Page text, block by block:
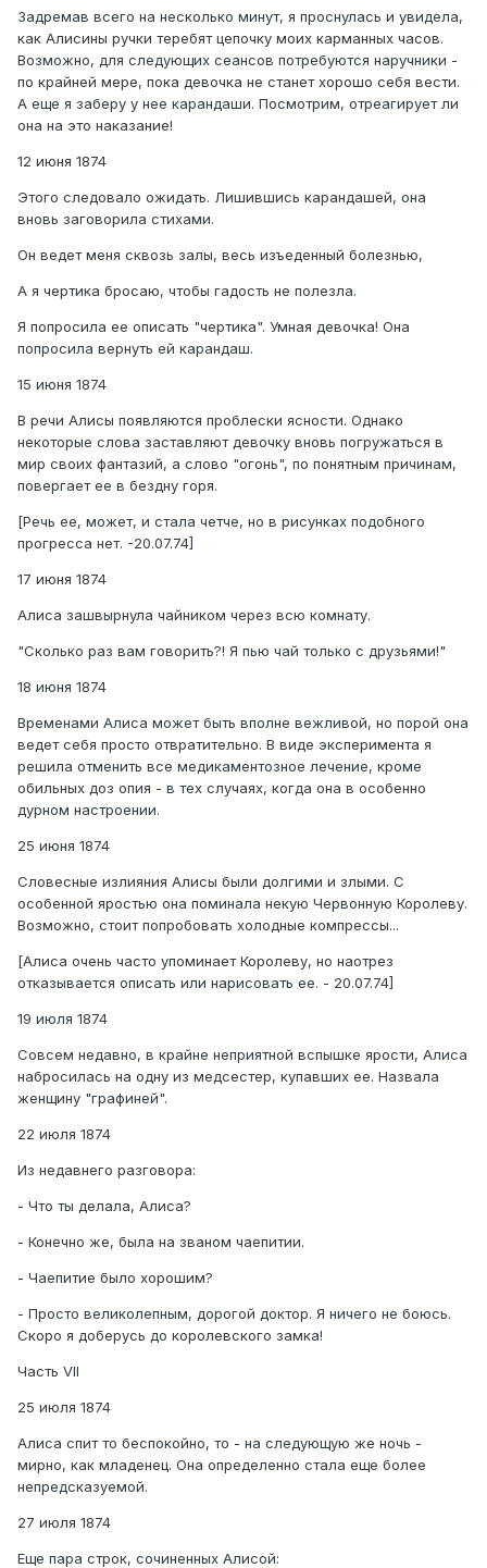
Задремав всего на несколько минут, я проснулась и увидела,
как Алисины ручки теребят цепочку моих карманных часов.
Возможно, для следующих сеансов потребуются наручники -
по крайней мере, пока девочка не станет хорошо себя вести.
А еще я заберу у нее карандаши. Посмотрим, отреагирует ли
она на это наказание!
12 июня 1874
Этого следовало ожидать. Лишившись карандашей, она
вновь заговорила стихами.
Он ведет меня сквозь залы, весь изъеденный болезнью,
А я чертика бросаю, чтобы гадость не полезла.
Я попросила ее описать "чертика". Умная девочка! Она
попросила вернуть ей карандаш.
15 июня 1874
В речи Алисы появляются проблески ясности. Однако
некоторые слова заставляют девочку вновь погружаться в
мир своих фантазий, а слово "огонь", по понятным причинам,
повергает ее в бездну горя.
[Речь ее, может, и стала четче, но в рисунках подобного
прогресса нет. -20.07.74]
17 июня 1874
Алиса зашвырнула чайником через всю комнату.
"Сколько раз вам говорить?! Я пью чай только с друзьями!"
18 июня 1874
Временами Алиса может быть вполне вежливой, но порой она
ведет себя просто отвратительно. В виде эксперимента я
решила отменить все медикаментозное лечение, кроме
обильных доз опия - в тех случаях, когда она в особенно
дурном настроении.
25 июня 1874
Словесные излияния Алисы были долгими и злыми. С
особенной яростью она поминала некую Червонную Королеву.
Возможно, стоит попробовать холодные компрессы...
[Алиса очень часто упоминает Королеву, но наотрез
отказывается описать или нарисовать ее. - 20.07.74]
19 июля 1874
Совсем недавно, в крайне неприятной вспышке ярости, Алиса
набросилась на одну из медсестер, купавших ее. Назвала
женщину "графиней".
22 июля 1874
Из недавнего разговора:
- Что ты делала, Алиса?
- Конечно же, была на званом чаепитии.
- Чаепитие было хорошим?
- Просто великолепным, дорогой доктор. Я ничего не боюсь.
Скоро я доберусь до королевского замка!
Часть VII
25 июля 1874
Алиса спит то беспокойно, то - на следующую же ночь -
мирно, как младенец. Она определенно стала еще более
непредсказуемой.
27 июля 1874
Еще пара строк, сочиненных Алисой: